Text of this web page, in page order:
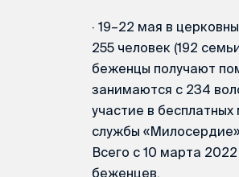
· 19–22 мая в
255 человек (192
беженцы получают
занимаются с 234
участие в
службы
Всего с 10 марта
беженцев.